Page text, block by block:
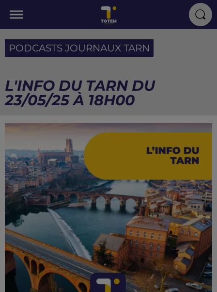
PODCASTS JOURNAUX TARN
L'INFO DU TARN DU
23/05/25 À 18H00